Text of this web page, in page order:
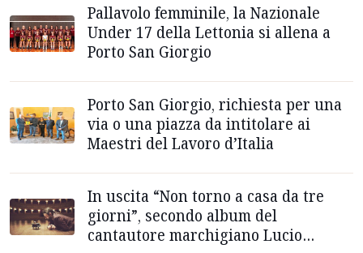
Pallavolo femminile, la Nazionale
Under 17 della Lettonia si allena a
Porto San Giorgio
Porto San Giorgio, richiesta per una
via o una piazza da intitolare ai
Maestri del Lavoro d’Italia
In uscita “Non torno a casa da tre
giorni”, secondo album del
cantautore marchigiano Lucio